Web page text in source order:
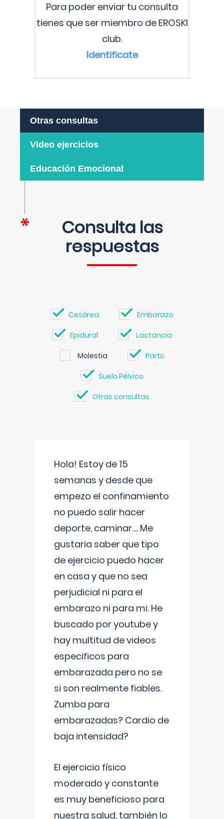
Para poder enviar tu consulta
tienes que ser miembro de EROSKI
club.
Identificate
Otras consultas
Video ejercicios
Educación Emocional
Consulta las
respuestas
Cesárea Embarazo
Epidural Lactancia
Molestia Parto
Suelo Pélvico
Otras consultas
Hola! Estoy de 15
semanas y desde que
empezo el confinamiento
no puedo salir hacer
deporte, caminar.... Me
gustaria saber que tipo
de ejercicio puedo hacer
en casa y que no sea
perjudicial ni para el
embarazo ni para mi. He
buscado por youtube y
hay multitud de videos
especificos para
embarazada pero no se
si son realmente fiables.
Zumba para
embarazadas? Cardio de
baja intensidad?
El ejercicio físico
moderado y constante
es muy beneficioso para
nuestra salud, también lo